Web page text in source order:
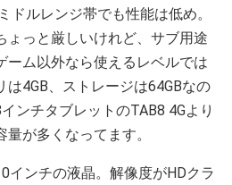
ドルレンジ帯でも性能は低め。
ょっと厳しいけれど、サブ用途
ーム以外なら使えるレベルでは
4GB、ストレージは64GBなの
ンチタブレットのTAB8 4Gより
が多くなってます。
インチの液晶。解像度がHDクラ